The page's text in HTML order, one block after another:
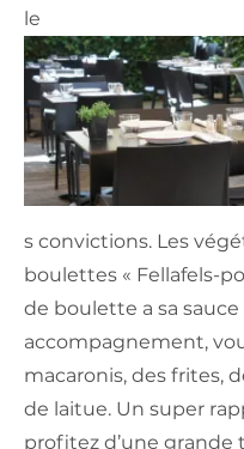
le
s convictions. Les
boulettes « Fellafels-
de boulette a sa sauce
accompagnement,
macaronis, des frites,
de laitue. Un super
profitez d’une grande